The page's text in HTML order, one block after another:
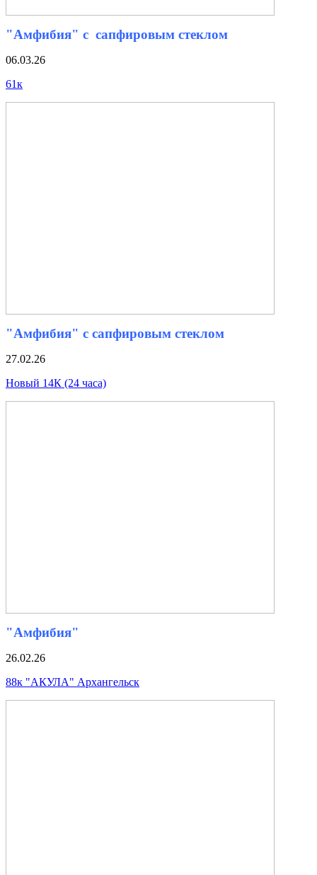
"Амфибия" с сапфировым стеклом
06.03.26
61к
"Амфибия" с сапфировым стеклом
27.02.26
Новый 14К (24 часа)
"Амфибия"
26.02.26
88к "АКУЛА" Архангельск